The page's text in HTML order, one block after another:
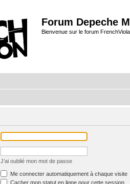
Forum Depeche
Bienvenue sur le forum
J’ai oublié mon mot de passe
Me connecter automatiquement à chaque visite
Cacher mon statut en ligne pour cette session